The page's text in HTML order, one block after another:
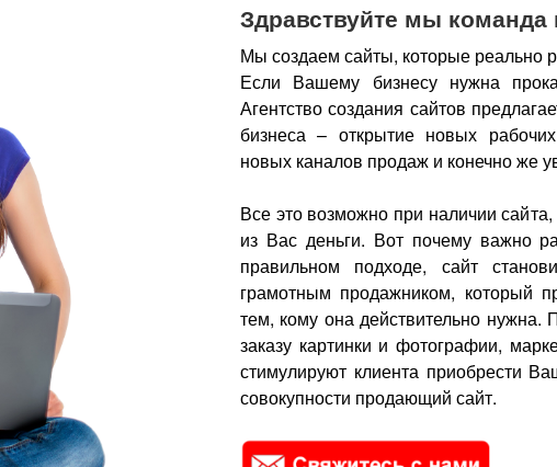
Здравствуйте мы
Мы создаем сайты, которые реально
Если Вашему бизнесу нужна
Агентство создания сайтов
бизнеса – открытие новых
новых каналов продаж и конечно же
Все это возможно при наличии
из Вас деньги. Вот почему важно
правильном подходе, сайт
грамотным продажником, который
тем, кому она действительно нужна.
заказу картинки и фотографии,
стимулируют клиента приобрести
совокупности продающий сайт.